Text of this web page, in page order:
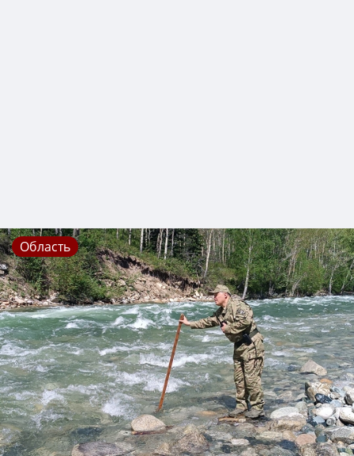
Область